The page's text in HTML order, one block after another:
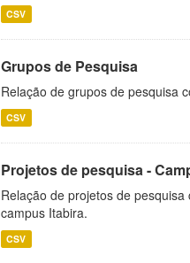
CSV
Grupos de Pesquisa
Relação de grupos de pesquisa
CSV
Projetos de pesquisa -
Relação de projetos de
campus Itabira.
CSV